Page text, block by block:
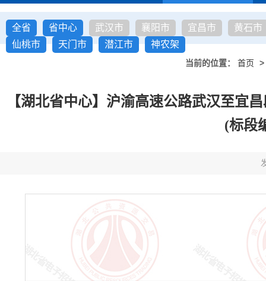
全省 省中心 武汉市 襄阳市 宜昌市
黄石市
仙桃市
天门市 潜江市 神农架
当前的位置： 首页 >
【湖北省中心】沪渝高速公路武汉至宜
(标段